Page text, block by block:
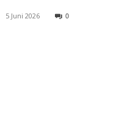
5 Juni 2026 0